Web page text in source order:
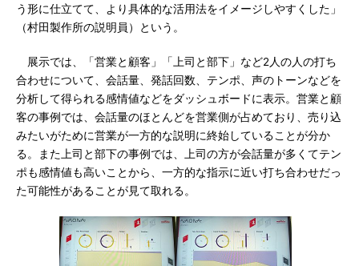
う形に仕立てて、より具体的な活用法をイメージしやすくした」
（村田製作所の説明員）という。
展示では、「営業と顧客」「上司と部下」など2人の人の打ち
合わせについて、会話量、発話回数、テンポ、声のトーンなどを
分析して得られる感情値などをダッシュボードに表示。営業と顧
客の事例では、会話量のほとんどを営業側が占めており、売り込
みたいがために営業が一方的な説明に終始していることが分か
る。また上司と部下の事例では、上司の方が会話量が多くてテン
ポも感情値も高いことから、一方的な指示に近い打ち合わせだっ
た可能性があることが見て取れる。